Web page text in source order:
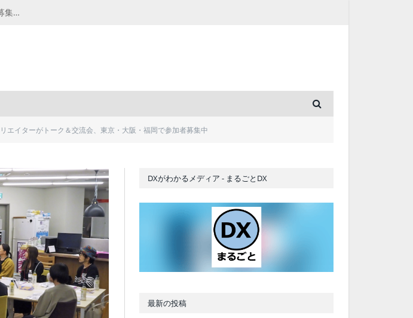
千葉の“小江戸” 香取市が第4回「おためし移住体験」の参加者を募集中！1人1泊2,000円を補助、築100年超の古民家に宿泊も
エイターがトーク＆交流会、東京・大阪・福岡で参加者募集中
DXがわかるメディア - まるごとDX
最新の投稿